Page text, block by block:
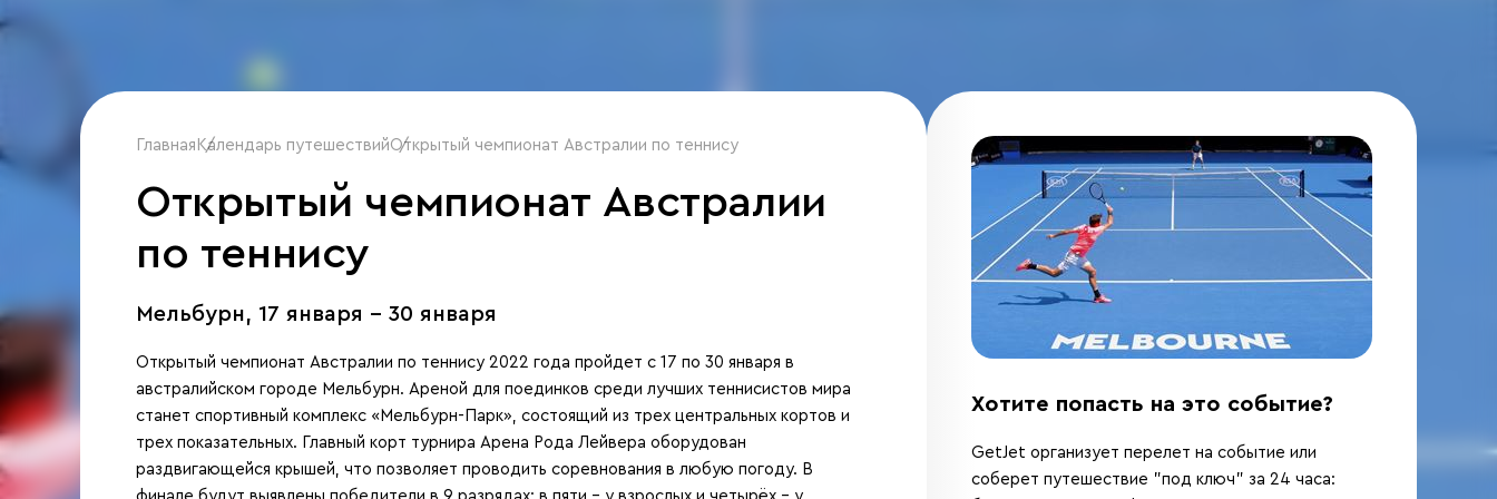
Главная /
Календарь путешествий /
Открытый чемпионат Австралии по теннису
Открытый чемпионат Австралии
по теннису
Мельбурн, 17 января - 30 января
Открытый чемпионат Австралии по теннису 2022 года пройдет с 17 по 30 января в
австралийском городе Мельбурн. Ареной для поединков среди лучших теннисистов мира
станет спортивный комплекс «Мельбурн-Парк», состоящий из трех центральных кортов и
трех показательных. Главный корт турнира Арена Рода Лейвера оборудован
раздвигающейся крышей, что позволяет проводить соревнования в любую погоду. В
финале будут выявлены победители в 9 разрядах: в пяти - у взрослых и четырёх - у
Хотите попасть на это событие?
GetJet организует перелет на событие или
соберет путешествие "под ключ" за 24 часа: